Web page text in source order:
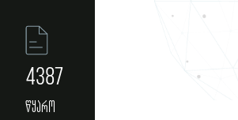
4387
წყარო